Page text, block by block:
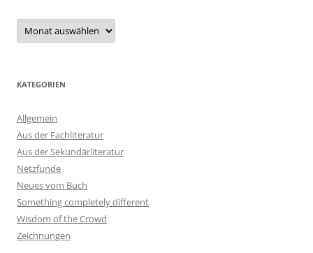
Archiv
KATEGORIEN
Allgemein
Aus der Fachliteratur
Aus der Sekundärliteratur
Netzfunde
Neues vom Buch
Something completely different
Wisdom of the Crowd
Zeichnungen